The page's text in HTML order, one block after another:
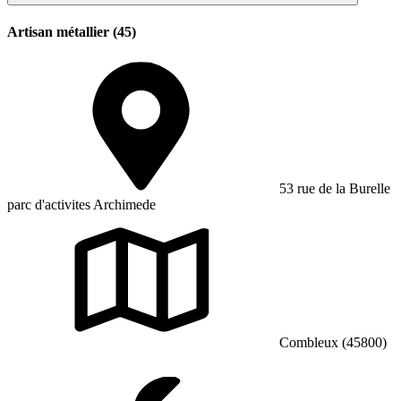
Artisan métallier (45)
53 rue de la Burelle
parc d'activites Archimede
Combleux (45800)